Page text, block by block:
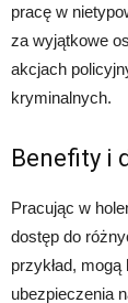
pracę w
za wyjątkowe
akcjach
kryminalnych.
Benefity i
Pracując w
dostęp do
przykład,
ubezpieczenia